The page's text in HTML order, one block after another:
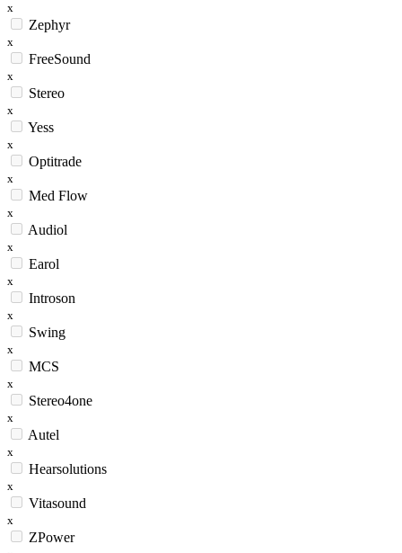
x
Zephyr
x
FreeSound
x
Stereo
x
Yess
x
Optitrade
x
Med Flow
x
Audiol
x
Earol
x
Introson
x
Swing
x
MCS
x
Stereo4one
x
Autel
x
Hearsolutions
x
Vitasound
x
ZPower